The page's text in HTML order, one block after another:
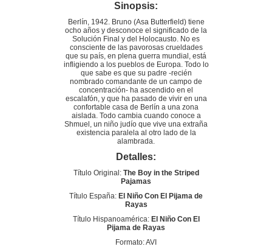
Sinopsis:
Berlín, 1942. Bruno (Asa Butterfield) tiene
ocho años y desconoce el significado de la
Solución Final y del Holocausto. No es
consciente de las pavorosas crueldades
que su país, en plena guerra mundial, está
infligiendo a los pueblos de Europa. Todo lo
que sabe es que su padre -recién
nombrado comandante de un campo de
concentración- ha ascendido en el
escalafón, y que ha pasado de vivir en una
confortable casa de Berlín a una zona
aislada. Todo cambia cuando conoce a
Shmuel, un niño judío que vive una extraña
existencia paralela al otro lado de la
alambrada.
Detalles:
Título Original: The Boy in the Striped
Pajamas
Título España: El Niño Con El Pijama de
Rayas
Título Hispanoamérica:El Niño Con El
Pijama de Rayas
Formato: AVI